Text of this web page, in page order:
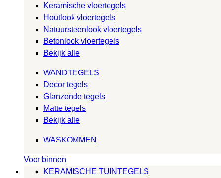
Keramische vloertegels
Houtlook vloertegels
Natuursteenlook vloertegels
Betonlook vloertegels
Bekijk alle
WANDTEGELS
Decor tegels
Glanzende tegels
Matte tegels
Bekijk alle
WASKOMMEN
Voor binnen
KERAMISCHE TUINTEGELS